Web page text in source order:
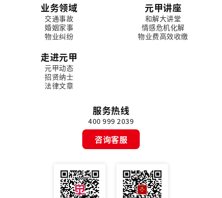
业务领域
交通事故
婚姻家事
物业纠纷
元甲讲座
和解大讲堂
情感危机化解
物业费高效收缴
走进元甲
元甲动态
招贤纳士
法律文章
服务热线
400 999 2039
咨询客服